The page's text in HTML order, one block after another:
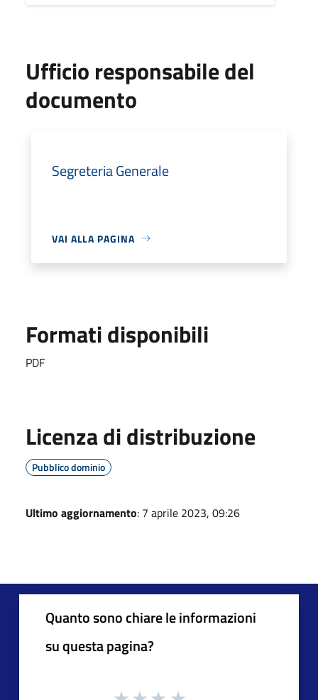
Ufficio responsabile del
documento
Segreteria Generale
VAI ALLA PAGINA
Formati disponibili
PDF
Licenza di distribuzione
Pubblico dominio
Ultimo aggiornamento: 7 aprile 2023, 09:26
Quanto sono chiare le informazioni
su questa pagina?